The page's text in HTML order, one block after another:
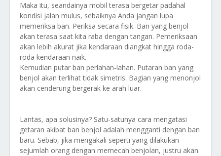
Maka itu, seandainya mobil terasa bergetar padahal
kondisi jalan mulus, sebaiknya Anda jangan lupa
memeriksa ban. Periksa secara fisik. Ban yang benjol
akan terasa saat kita raba dengan tangan. Pemeriksaan
akan lebih akurat jika kendaraan diangkat hingga roda-
roda kendaraan naik.
Kemudian putar ban perlahan-lahan. Putaran ban yang
benjol akan terlihat tidak simetris. Bagian yang menonjol
akan cenderung bergerak ke arah luar.
Lantas, apa solusinya? Satu-satunya cara mengatasi
getaran akibat ban benjol adalah mengganti dengan ban
baru. Sebab, jika mengakali seperti yang dilakukan
sejumlah orang dengan memecah benjolan, justru akan